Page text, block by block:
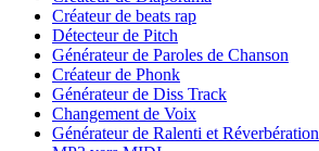
Créateur de beats rap
Détecteur de Pitch
Générateur de Paroles de Chanson
Créateur de Phonk
Générateur de Diss Track
Changement de Voix
Générateur de Ralenti et Réverbération